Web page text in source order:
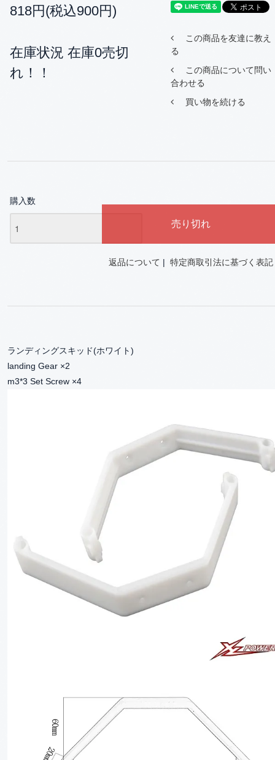
818円(税込900円)
在庫状況 在庫0売切
れ！！
この商品を友達に教え
る
この商品について問い
合わせる
買い物を続ける
購入数
返品について | 特定商取引法に基づく表記
ランディングスキッド(ホワイト)
landing Gear ×2
m3*3 Set Screw ×4